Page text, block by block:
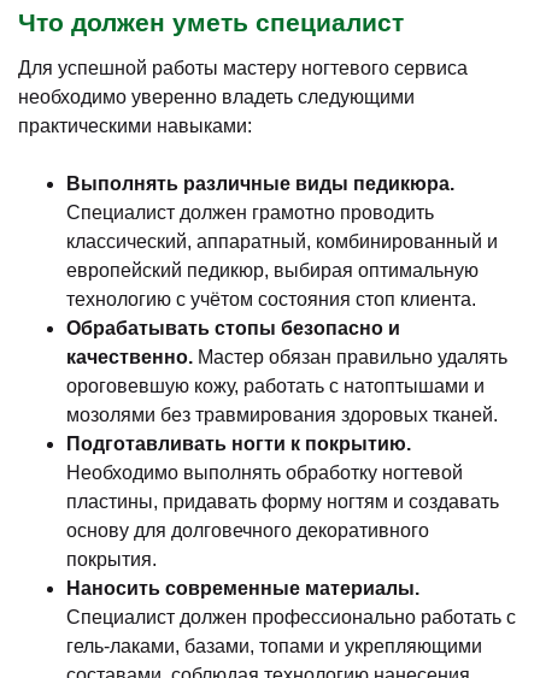
Что должен уметь специалист
Для успешной работы мастеру ногтевого сервиса
необходимо уверенно владеть следующими
практическими навыками:
Выполнять различные виды педикюра.
Специалист должен грамотно проводить
классический, аппаратный, комбинированный и
европейский педикюр, выбирая оптимальную
технологию с учётом состояния стоп клиента.
Обрабатывать стопы безопасно и
качественно. Мастер обязан правильно удалять
ороговевшую кожу, работать с натоптышами и
мозолями без травмирования здоровых тканей.
Подготавливать ногти к покрытию.
Необходимо выполнять обработку ногтевой
пластины, придавать форму ногтям и создавать
основу для долговечного декоративного
покрытия.
Наносить современные материалы.
Специалист должен профессионально работать с
гель-лаками, базами, топами и укрепляющими